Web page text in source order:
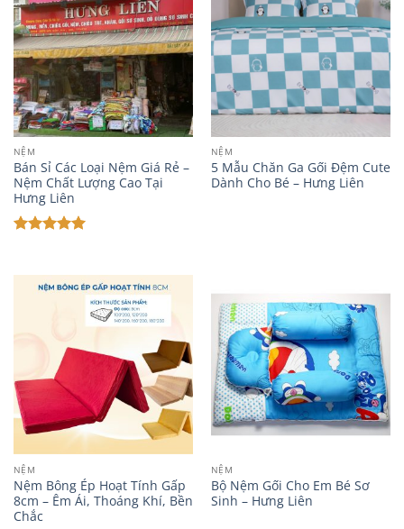
NỆM
Bán Sỉ Các Loại Nệm Giá Rẻ –
Nệm Chất Lượng Cao Tại
Hưng Liên
sao
NỆM
5 Mẫu Chăn Ga Gối Đệm Cute
Dành Cho Bé – Hưng Liên
NỆM
Nệm Bông Ép Hoạt Tính Gấp
8cm – Êm Ái, Thoáng Khí, Bền
Chắc
NỆM
Bộ Nệm Gối Cho Em Bé Sơ
Sinh – Hưng Liên